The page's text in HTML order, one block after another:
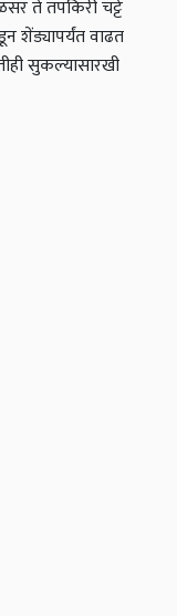
ते तपकिरी चट्टे
शेंड्यापर्यंत वाढत
सुकल्यासारखी